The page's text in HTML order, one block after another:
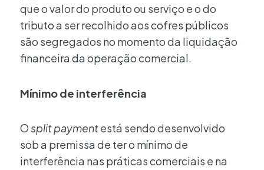
que o valor do produto ou serviço e o do
tributo a ser recolhido aos cofres públicos
são segregados no momento da liquidação
financeira da operação comercial.
Mínimo de interferência
Osplit paymentestá sendo desenvolvido
sob a premissa de ter o mínimo de
interferência nas práticas comerciais e na